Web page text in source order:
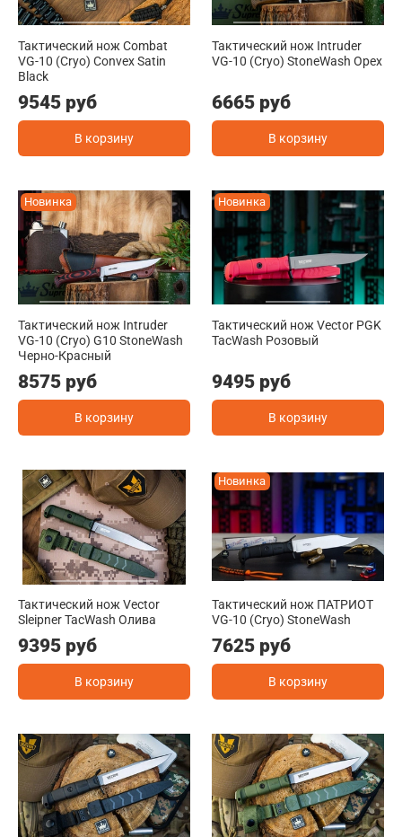
Тактический нож Combat
VG-10 (Cryo) Convex Satin
Black
9545 руб
В корзину
Тактический нож Intruder
VG-10 (Cryo) StoneWash Орех
6665 руб
В корзину
Новинка
Тактический нож Intruder
VG-10 (Cryo) G10 StoneWash
Черно-Красный
8575 руб
В корзину
Новинка
Тактический нож Vector PGK
TacWash Розовый
9495 руб
В корзину
Тактический нож Vector
Sleipner TacWash Олива
9395 руб
В корзину
Новинка
Тактический нож ПАТРИОТ
VG-10 (Cryo) StoneWash
7625 руб
В корзину